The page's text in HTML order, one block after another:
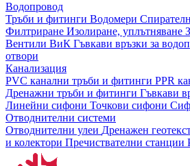
Водопровод
Тръби и фитинги Водомери
Филтриране Изолиране, уплътняване
Вентили ВиК Гъвкави връзки за
отвори
Канализация
PVC канални тръби и фитинги PPR
Дренажни тръби и фитинги Гъвкави
Линейни сифони Точкови сифони
Отводнителни системи
Отводнителни улеи Дренажен
и колектори Пречиствателни станции